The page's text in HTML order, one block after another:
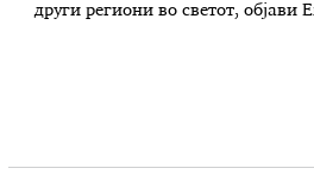
други региони во светот, објави